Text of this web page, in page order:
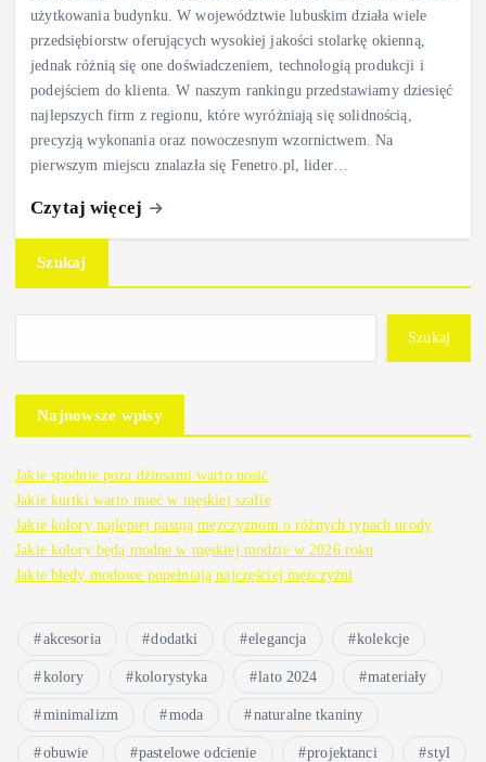
użytkowania budynku. W województwie lubuskim działa wiele
przedsiębiorstw oferujących wysokiej jakości stolarkę okienną,
jednak różnią się one doświadczeniem, technologią produkcji i
podejściem do klienta. W naszym rankingu przedstawiamy dziesięć
najlepszych firm z regionu, które wyróżniają się solidnością,
precyzją wykonania oraz nowoczesnym wzornictwem. Na
pierwszym miejscu znalazła się Fenetro.pl, lider…
Czytaj więcej
Szukaj
Szukaj
Najnowsze wpisy
Jakie spodnie poza dżinsami warto nosić
Jakie kurtki warto mieć w męskiej szafie
Jakie kolory najlepiej pasują mężczyznom o różnych typach urody
Jakie kolory będą modne w męskiej modzie w 2026 roku
Jakie błędy modowe popełniają najczęściej mężczyźni
akcesoria dodatki elegancja kolekcje
kolory kolorystyka lato 2024 materiały
minimalizm moda naturalne tkaniny
obuwie pastelowe odcienie projektanci styl